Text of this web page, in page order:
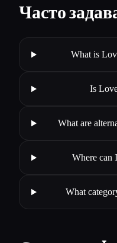
Часто
What is
Is
What are
Where can
What